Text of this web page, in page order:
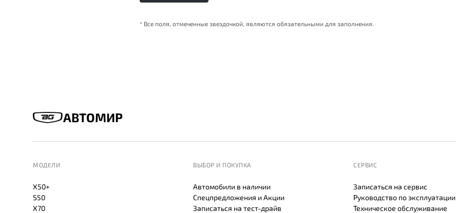
* Все поля, отмеченные звездочкой, являются обязательными для заполнения.
АВТОМИР
МОДЕЛИ
X50+
S50
X70
ВЫБОР И ПОКУПКА
Автомобили в наличии
Спецпредложения и Акции
Записаться на тест-драйв
СЕРВИС
Записаться на сервис
Руководство по эксплуатации
Техническое обслуживание